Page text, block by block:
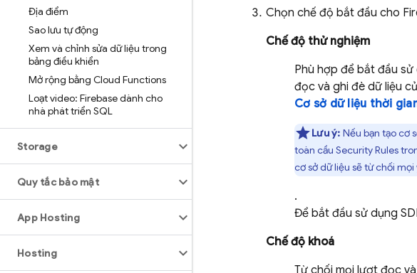
Địa điểm
Sao lưu tự động
Xem và chỉnh sửa dữ liệu trong
bảng điều khiển
Mở rộng bằng Cloud Functions
Loạt video: Firebase dành cho
nhà phát triển SQL
Storage
Quy tắc bảo mật
App Hosting
Hosting
Chọn chế độ bắt đầu cho
Chế độ thử nghiệm
Phù hợp để bắt đầu
đọc và ghi đè dữ liệu
Cơ sở dữ liệu thời
Lưu ý: Nếu bạn tạo cơ
toàn cầu Security Rules
cơ sở dữ liệu sẽ từ chối
.
Để bắt đầu sử dụng
Chế độ khoá
Từ chối mọi lượt đọc